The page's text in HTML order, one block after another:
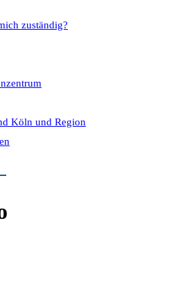
zuständig?
Köln und Region